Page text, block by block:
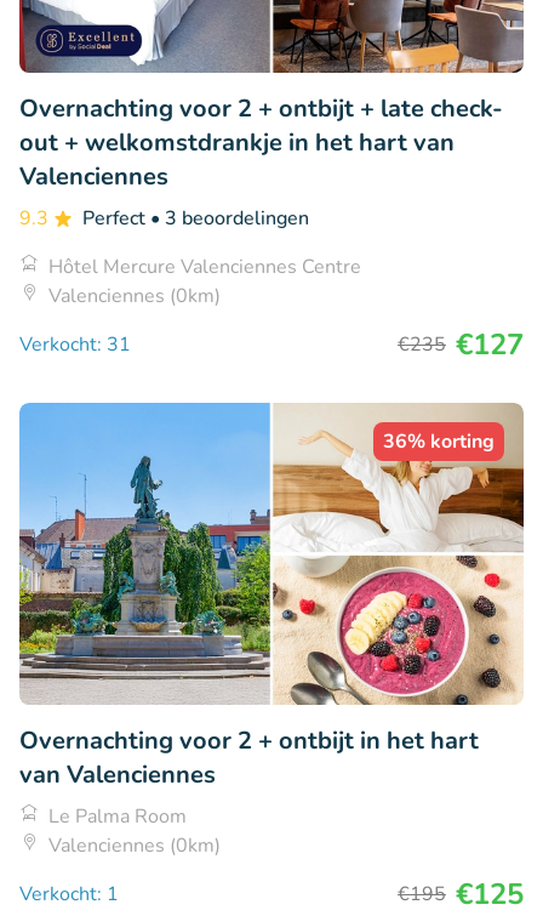
Overnachting voor 2 + ontbijt + late check-
out + welkomstdrankje in het hart van
Valenciennes
9.3 Perfect • 3 beoordelingen
Hôtel Mercure Valenciennes Centre
Valenciennes (0km)
Verkocht: 31
€235 €127
36% korting
Overnachting voor 2 + ontbijt in het hart
van Valenciennes
Le Palma Room
Valenciennes (0km)
Verkocht: 1
€195 €125